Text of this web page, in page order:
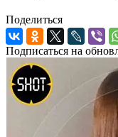
Поделиться
Подписаться на